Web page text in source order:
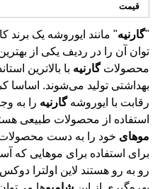
گارنیه " مانند ایوروشه یک
توان آن را در ردیف یکی
محصولات گارنیهبا بالاترین
بهداشتی تولید می‌شوند. اساسا
رقابت با ایوروشه گارنیهرا به
استفاده از محصولات طبیعی
موهای خود را به دست
برای استفاده برای موهایی که
رو به رو هستند لاین اولترا
بهره‌گیری از این شامپو ‌ها
قهرمانان این لاین بسیار خوب